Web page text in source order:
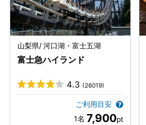
山梨県/ 河口湖・富士五湖
富士急ハイランド
4.3 (26019)
ご利用目安
7,900